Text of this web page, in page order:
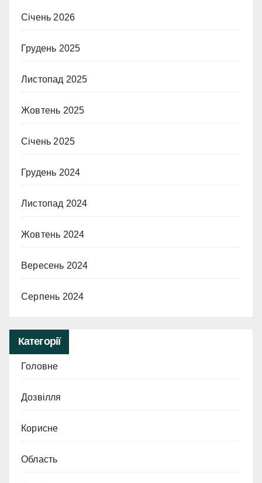
Січень 2026
Грудень 2025
Листопад 2025
Жовтень 2025
Січень 2025
Грудень 2024
Листопад 2024
Жовтень 2024
Вересень 2024
Серпень 2024
Категорії
Головне
Дозвілля
Корисне
Область